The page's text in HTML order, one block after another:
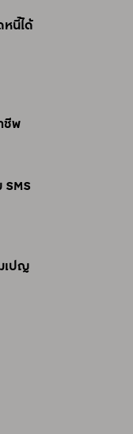
นี้ได้
ชีพ
เปญ